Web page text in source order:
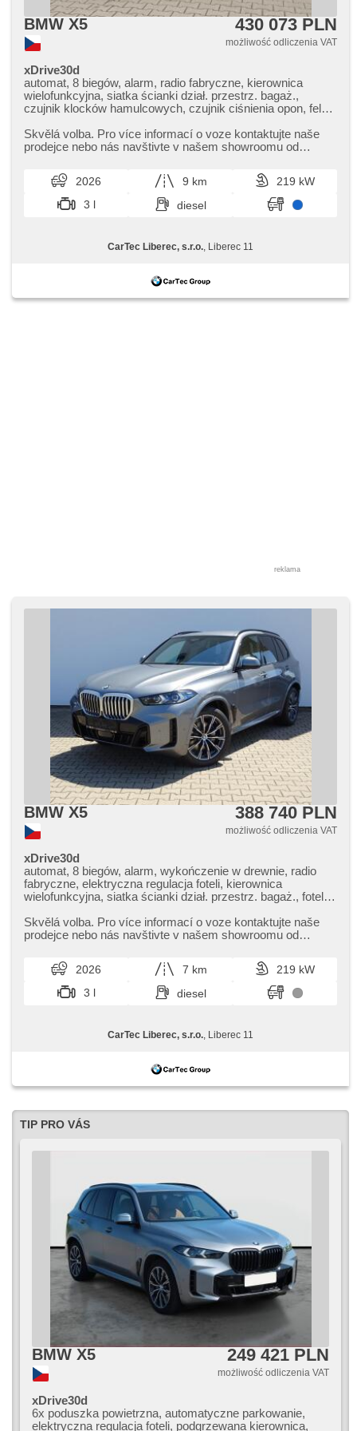
BMW X5 430 073 PLN
możliwość odliczenia VAT
xDrive30d
automat, 8 biegów, alarm, radio fabryczne, kierownica
wielofunkcyjna, siatka ścianki dział. przestrz. bagaż.,
czujnik klocków hamulcowych, czujnik ciśnienia opon, felgi
bezklíčové startování, elektryczna regulacja foteli,
odvětrávaná sedadla, zawieszenie pneumatyczne,
Skvělá volba. Pro více informací o voze kontaktujte naše
prodejce nebo nás navštivte v našem showroomu od
2026 9 km
219 kW
3 l
diesel
CarTec Liberec, s.r.o. , Liberec 11
reklama
BMW X5 388 740 PLN
możliwość odliczenia VAT
xDrive30d
automat, 8 biegów, alarm, wykończenie w drewnie, radio
fabryczne, elektryczna regulacja foteli, kierownica
wielofunkcyjna, siatka ścianki dział. przestrz. bagaż., fotele
opon, zatmavená zadní skla, felgi aluminiowe, el. tažné
zařízení, bezklíčové odemykání, bezklíčové startování,
denní svícení
Skvělá volba. Pro více informací o voze kontaktujte naše
prodejce nebo nás navštivte v našem showroomu od
2026 7 km
219 kW
3 l
diesel
CarTec Liberec, s.r.o. , Liberec 11
TIP PRO VÁS
BMW X5 249 421 PLN
możliwość odliczenia VAT
xDrive30d
6x poduszka powietrzna, automatyczne parkowanie,
elektryczna regulacja foteli, podgrzewana kierownica,